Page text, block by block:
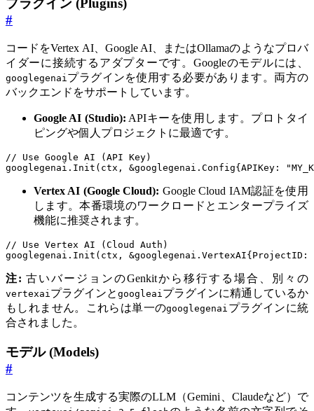
プラグイン (Plugins)
#
コードをVertex AI、Google AI、またはOllamaのようなプロバ
イダーに接続するアダプターです。Googleのモデルには、
googlegenai プラグインを使用する必要があります。両方の
バックエンドをサポートしています。
Google AI (Studio): APIキーを使用します。プロトタイ
ピングや個人プロジェクトに最適です。
// Use Google AI (API Key)
googlegenai . Init ( ctx , &googlegenai . Config{APIKey :
Vertex AI (Google Cloud): Google Cloud IAM認証を使用
します。本番環境のワークロードとエンタープライズ
機能に推奨されます。
// Use Vertex AI (Cloud Auth)
googlegenai . Init ( ctx , &googlegenai . VertexAI{ProjectID :
注: 古いバージョンのGenkitから移行する場合、別々の
vertexai プラグインと googleai プラグインに精通しているか
もしれません。これらは単一のgooglegenai プラグインに統
合されました。
モデル (Models)
#
コンテンツを生成する実際のLLM（Gemini、Claudeなど）で